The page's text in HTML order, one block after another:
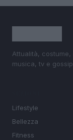
Attualità,
musica, tv e
Lifestyle
Bellezza
Fitness